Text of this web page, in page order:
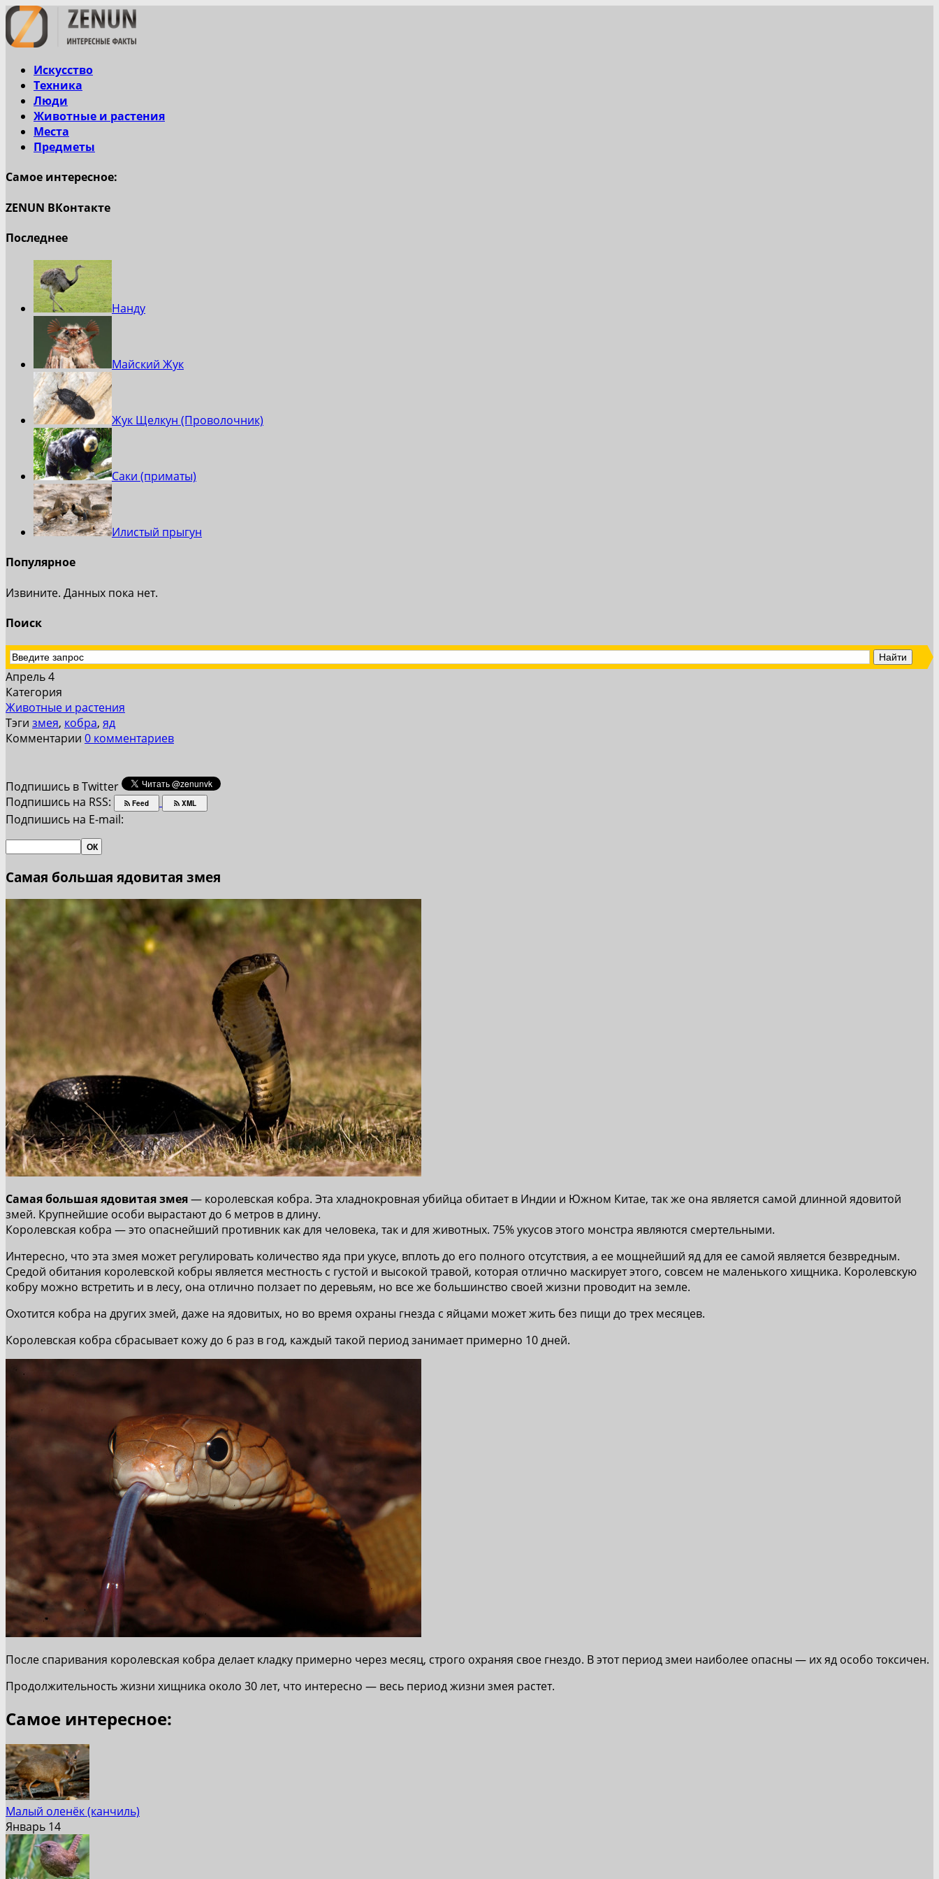
Искусство
Техника
Люди
Животные и растения
Места
Предметы
Самое интересное:
ZENUN ВКонтакте
Последнее
Нанду
Майский Жук
Жук Щелкун (Проволочник)
Саки (приматы)
Илистый прыгун
Популярное
Извините. Данных пока нет.
Поиск
Апрель 4
Категория
Животные и растения
Тэги змея, кобра, яд
Комментарии 0 комментариев
Подпишись в Twitter
Подпишись на RSS:
Feed XML
Подпишись на E-mail:
Самая большая ядовитая змея
Самая большая ядовитая змея— королевская кобра. Эта хладнокровная убийца обитает в Индии и Южном Китае, так же она является самой длинной ядовитой
змей. Крупнейшие особи вырастают до 6 метров в длину.
Королевская кобра — это опаснейший противник как для человека, так и для животных. 75% укусов этого монстра являются смертельными.
Интересно, что эта змея может регулировать количество яда при укусе, вплоть до его полного отсутствия, а ее мощнейший яд для ее самой является безвредным.
Средой обитания королевской кобры является местность с густой и высокой травой, которая отлично маскирует этого, совсем не маленького хищника. Королевскую
кобру можно встретить и в лесу, она отлично ползает по деревьям, но все же большинство своей жизни проводит на земле.
Охотится кобра на других змей, даже на ядовитых, но во время охраны гнезда с яйцами может жить без пищи до трех месяцев.
Королевская кобра сбрасывает кожу до 6 раз в год, каждый такой период занимает примерно 10 дней.
После спаривания королевская кобра делает кладку примерно через месяц, строго охраняя свое гнездо. В этот период змеи наиболее опасны — их яд особо токсичен.
Продолжительность жизни хищника около 30 лет, что интересно — весь период жизни змея растет.
Самое интересное:
Малый оленёк (канчиль)
Январь 14